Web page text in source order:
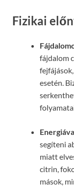
Fizikai
fájdalom
esetén.
segíteni
miatt
citrin,
mások,